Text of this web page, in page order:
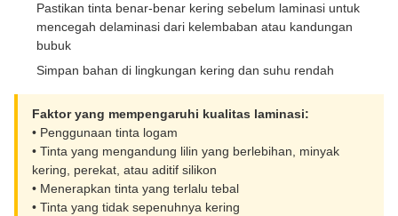
Pastikan tinta benar-benar kering sebelum laminasi untuk
mencegah delaminasi dari kelembaban atau kandungan
bubuk
Simpan bahan di lingkungan kering dan suhu rendah
Faktor yang mempengaruhi kualitas laminasi:
• Penggunaan tinta logam
• Tinta yang mengandung lilin yang berlebihan, minyak
kering, perekat, atau aditif silikon
• Menerapkan tinta yang terlalu tebal
• Tinta yang tidak sepenuhnya kering